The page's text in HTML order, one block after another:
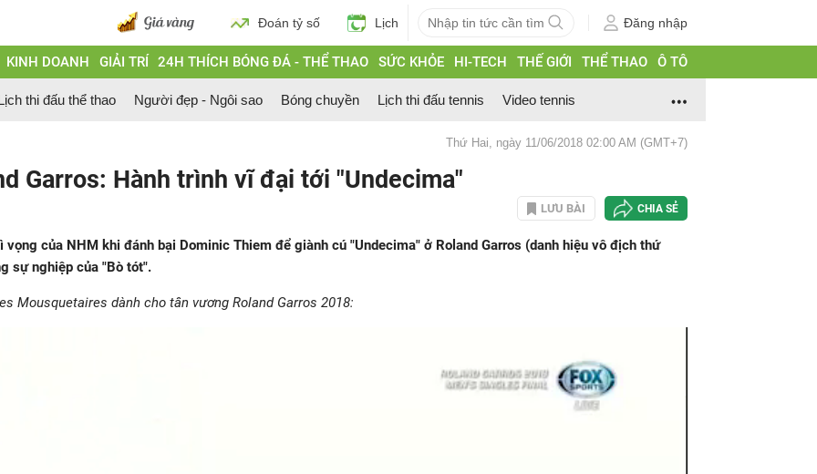
Đoán tỷ số Lịch Đăng nhập
KINH DOANH GIẢI TRÍ 24H THÍCH BÓNG ĐÁ - THỂ THAO SỨC KHỎE HI-TECH THẾ GIỚI THỂ THAO Ô TÔ
thi đấu thể thao Người đẹp - Ngôi sao Bóng chuyền Lịch thi đấu tennis Video tennis
Thứ Hai, ngày 11/06/2018 02:00 AM (GMT+7)
Garros: Hành trình vĩ đại tới "Undecima"
LƯU BÀI CHIA SẺ
của NHM khi đánh bại Dominic Thiem để giành cú "Undecima" ở Roland Garros (danh hiệu vô địch thứ
sự nghiệp của "Bò tót".
Mousquetaires dành cho tân vương Roland Garros 2018: